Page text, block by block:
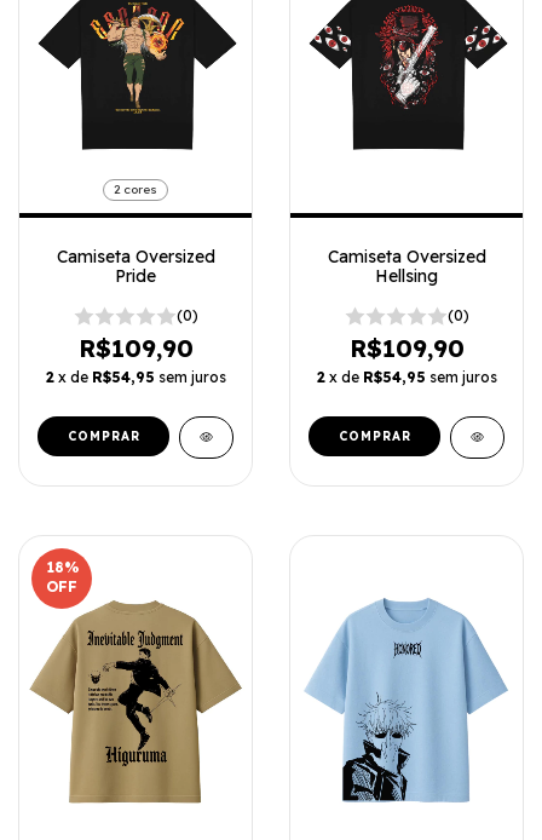
2 cores
Camiseta Oversized
Pride
(0)
R$109,90
2 x de R$54,95 sem juros
COMPRAR
Camiseta Oversized
Hellsing
(0)
R$109,90
2 x de R$54,95 sem juros
COMPRAR
18%
OFF